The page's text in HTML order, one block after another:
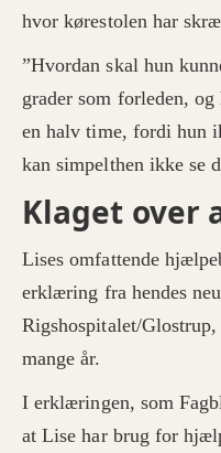
hvor kørestolen har
”Hvordan skal hun
grader som forleden,
en halv time, fordi hun
kan simpelthen ikke se
Klaget over
Lises omfattende
erklæring fra hendes
Rigshospitalet/
mange år.
I erklæringen, som
at Lise har brug for